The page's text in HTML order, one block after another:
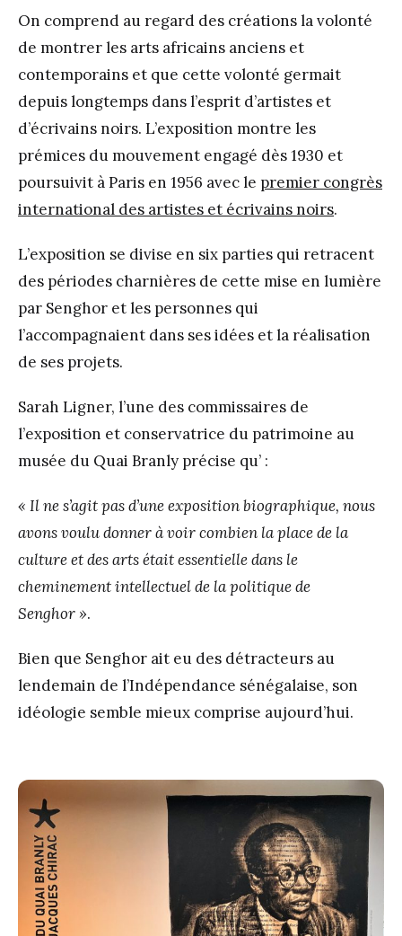
On comprend au regard des créations la volonté
de montrer les arts africains anciens et
contemporains et que cette volonté germait
depuis longtemps dans l’esprit d’artistes et
d’écrivains noirs. L’exposition montre les
prémices du mouvement engagé dès 1930 et
poursuivit à Paris en 1956 avec le premier congrès
international des artistes et écrivains noirs.
L’exposition se divise en six parties qui retracent
des périodes charnières de cette mise en lumière
par Senghor et les personnes qui
l’accompagnaient dans ses idées et la réalisation
de ses projets.
Sarah Ligner, l’une des commissaires de
l’exposition et conservatrice du patrimoine au
musée du Quai Branly précise qu’ :
« Il ne s’agit pas d’une exposition biographique, nous
avons voulu donner à voir combien la place de la
culture et des arts était essentielle dans le
cheminement intellectuel de la politique de
Senghor ».
Bien que Senghor ait eu des détracteurs au
lendemain de l’Indépendance sénégalaise, son
idéologie semble mieux comprise aujourd’hui.